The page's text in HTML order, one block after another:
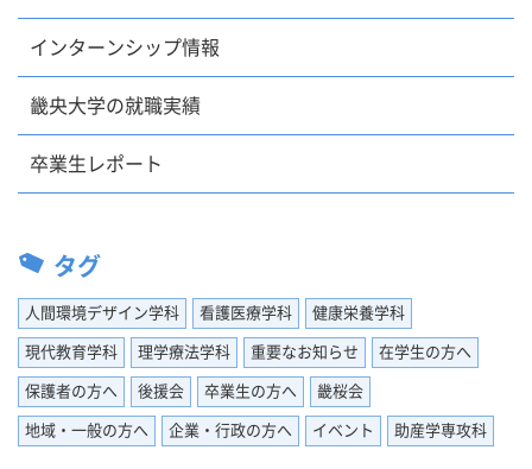
インターンシップ情報
畿央大学の就職実績
卒業生レポート
タグ
人間環境デザイン学科 看護医療学科 健康栄養学科
現代教育学科 理学療法学科 重要なお知らせ 在学生の方へ
保護者の方へ 後援会 卒業生の方へ 畿桜会
地域・一般の方へ 企業・行政の方へ イベント 助産学専攻科